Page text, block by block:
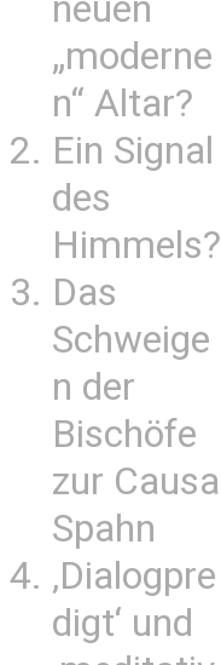
neuen
„moderne
n“ Altar?
Ein Signal
des
Himmels?
Das
Schweige
n der
Bischöfe
zur Causa
Spahn
‚Dialogpre
digt‘ und